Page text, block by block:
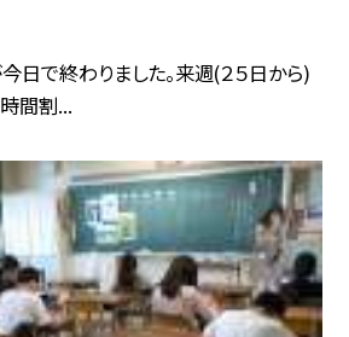
日で終わりました。来週(２５日から)
間割...